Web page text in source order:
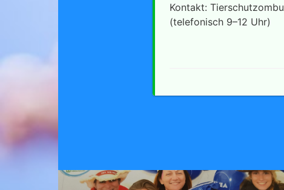
Kontakt:
(telefonisch 9–12 Uhr)